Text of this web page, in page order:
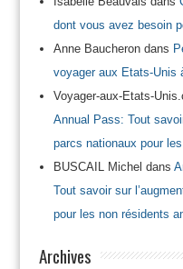
dont vous avez besoin
Anne Baucherondans
voyager aux Etats-Unis
Voyager-aux-Etats-
Annual Pass: Tout
parcs nationaux pour
BUSCAIL Michel dans
Tout savoir sur
pour les non résidents
Archives